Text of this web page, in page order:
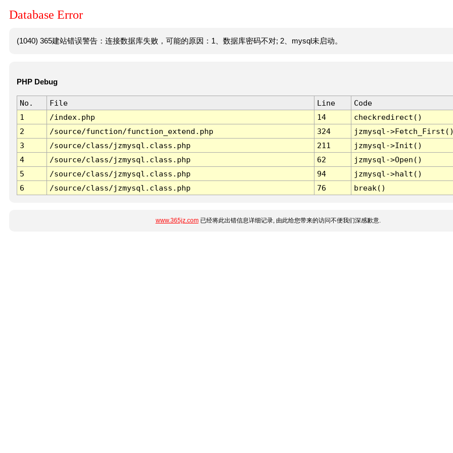
Database Error
(1040) 365建站错误警告：连接数据库失败，可能的原因：1、数据库密码不对; 2、mysql未启动。
PHP Debug
No. File Line
Code
1
/index.php 14
checkredirect()
2
/source/function/function_extend.php 324
jzmysql-
3
/source/class/jzmysql.class.php 211
jzmysql->Init()
4
/source/class/jzmysql.class.php 62
jzmysql->Open()
5
/source/class/jzmysql.class.php 94
jzmysql->halt()
6
/source/class/jzmysql.class.php 76 break()
www.365jz.com已经将此出错信息详细记录, 由此给您带来的访问不便我们深感歉意.